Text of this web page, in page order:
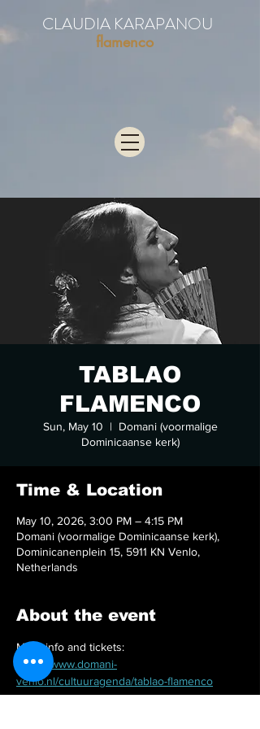
CLAUDIA KARAPANOU
flamenco
TABLAO
FLAMENCO
Sun, May 10
  |
Domani (voormalige
Dominicaanse kerk)
Time & Location
May 10, 2026, 3:00 PM – 4:15 PM
Domani (voormalige Dominicaanse kerk),
Dominicanenplein 15, 5911 KN Venlo,
Netherlands
About the event
More info and tickets:
https://www.domani-
venlo.nl/cultuuragenda/tablao-flamenco